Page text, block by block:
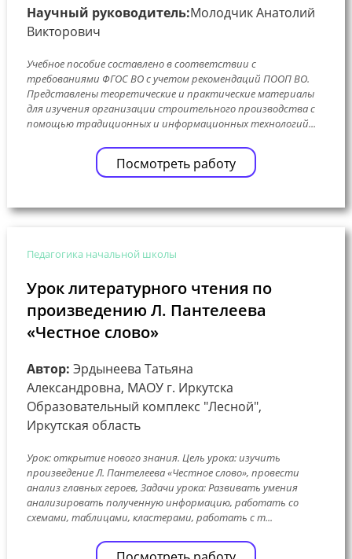
Научный руководитель:Молодчик Анатолий
Викторович
Учебное пособие составлено в соответствии с
требованиями ФГОС ВО с учетом рекомендаций ПООП ВО.
Представлены теоретические и практические материалы
для изучения организации строительного производства с
помощью традиционных и информационных технологий...
Посмотреть работу
Педагогика начальной школы
Урок литературного чтения по
произведению Л. Пантелеева
«Честное слово»
Автор: Эрдынеева Татьяна
Александровна, МАОУ г. Иркутска
Образовательный комплекс "Лесной",
Иркутская область
Урок: открытие нового знания. Цель урока: изучить
произведение Л. Пантелеева «Честное слово», провести
анализ главных героев, Задачи урока: Развивать умения
анализировать полученную информацию, работать со
схемами, таблицами, кластерами, работать с т...